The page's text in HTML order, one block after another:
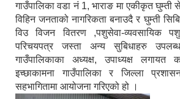
गाउँपालिका वडा नं 1, भाराङ मा एकीकृत घुम्ती
विहिन जनताको नागरिकता बनाउदै र घुम्ती
विउ विजन वितरण ,पशुसेवा-व्यवसायिक
परिचयपत्र जस्ता अन्य सुबिधाहरु उपलब्ध
गाउँपालिकाका अध्यक्ष, उपाध्यक्ष लगायत
इच्छाकामना गाउँपालिका र जिल्ला
सहभागितामा आयोजना गरिएको हो ।